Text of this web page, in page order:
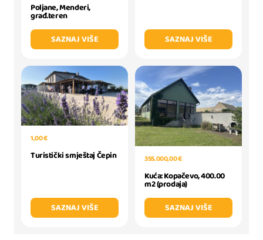
Poljane, Menderi,
građ.teren
SAZNAJ VIŠE
SAZNAJ VIŠE
1,00 €
Turistički smještaj Čepin
SAZNAJ VIŠE
355.000,00 €
Kuća: Kopačevo, 400.00
m2 (prodaja)
SAZNAJ VIŠE